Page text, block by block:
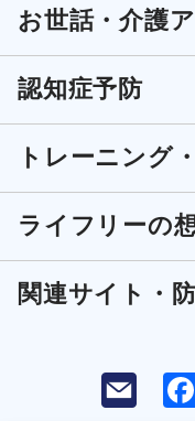
お世話・介護
認知症予防
トレーニング
ライフリーの
関連サイト・